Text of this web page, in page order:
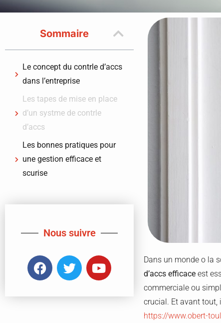
Sommaire
Le concept du contrle d’accs
dans l’entreprise
Les tapes de mise en place
d’un systme de contrle
d’accs
Les bonnes pratiques pour
une gestion efficace et
scurise
Nous suivre
Dans un monde o la
d’accs efficace est
commerciale ou
crucial. Et avant tout,
https://www.obert-